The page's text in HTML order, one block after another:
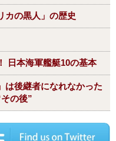
カの黒人」の歴史
日本海軍艦艇10の基本
は後継者になれなかった
の後”